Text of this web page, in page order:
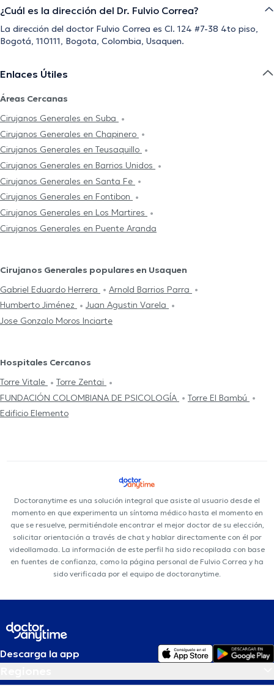
¿Cuál es la dirección del Dr. Fulvio Correa?
La dirección del doctor Fulvio Correa es Cl. 124 #7-38 4to piso,
Bogotá, 110111, Bogota, Colombia, Usaquen.
Enlaces Útiles
Áreas Cercanas
Cirujanos Generales en Suba
Cirujanos Generales en Chapinero
Cirujanos Generales en Teusaquillo
Cirujanos Generales en Barrios Unidos
Cirujanos Generales en Santa Fe
Cirujanos Generales en Fontibon
Cirujanos Generales en Los Martires
Cirujanos Generales en Puente Aranda
Cirujanos Generales populares en Usaquen
Gabriel Eduardo Herrera
Arnold Barrios Parra
Humberto Jiménez
Juan Agustin Varela
Jose Gonzalo Moros Inciarte
Hospitales Cercanos
Torre Vitale
Torre Zentai
FUNDACIÓN COLOMBIANA DE PSICOLOGÍA
Torre El Bambú
Edificio Elemento
Doctoranytime es una solución integral que asiste al usuario desde el
momento en que experimenta un síntoma médico hasta el momento en
que se resuelve, permitiéndole encontrar el mejor doctor de su elección,
solicitar orientación a través de chat y hablar directamente con él por
videollamada. La información de este perfil ha sido recopilada con base
en fuentes de confianza, como la página personal de Fulvio Correa y ha
sido verificada por el equipo de doctoranytime.
Descarga la app